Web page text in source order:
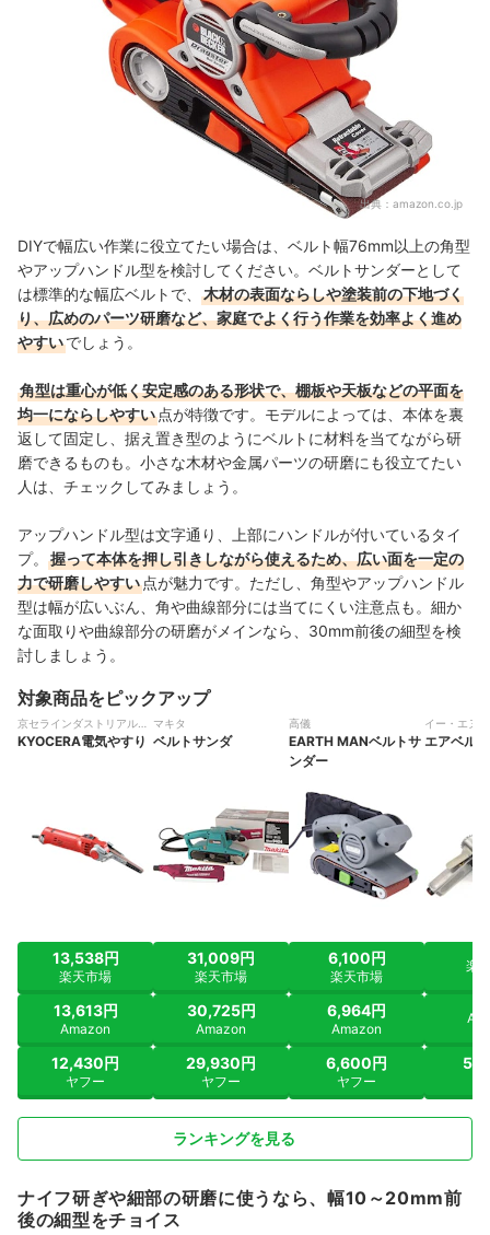
出典： amazon.co.jp
DIYで幅広い作業に役立てたい場合は、ベルト幅76mm以上の角型
やアップハンドル型を検討してください。ベルトサンダーとして
は標準的な幅広ベルトで、
木材の表面ならしや塗装前の下地づく
り、広めのパーツ研磨など、家庭でよく行う作業を効率よく進め
やすいでしょう。
角型は重心が低く安定感のある形状で、棚板や天板などの平面を
均一にならしやすい 点が特徴です。モデルによっては、本体を裏
返して固定し、据え置き型のようにベルトに材料を当てながら研
磨できるものも。小さな木材や金属パーツの研磨にも役立てたい
人は、チェックしてみましょう。
アップハンドル型は文字通り、上部にハンドルが付いているタイ
プ。
握って本体を押し引きしながら使えるため、広い面を一定の
力で研磨しやすい 点が魅力です。ただし、角型やアップハンドル
型は幅が広いぶん、角や曲線部分には当てにくい注意点も。細か
な面取りや曲線部分の研磨がメインなら、30mm前後の細型を検
討しましょう。
対象商品をピックアップ
京セラインダストリアルツ
ールズ
KYOCERA電気やすり
13,538円
楽天市場
13,613円
Amazon
12,430円
ヤフー
マキタ
ベルトサンダ
31,009円
楽天市場
30,725円
Amazon
29,930円
ヤフー
高儀
EARTH MANベルトサ
ンダー
6,100円
楽天市場
6,964円
Amazon
6,600円
ヤフー
イー・エヌ
ーション
エアベル
楽
ランキングを見る
ナイフ研ぎや細部の研磨に使うなら、幅10～20mm前
後の細型をチョイス